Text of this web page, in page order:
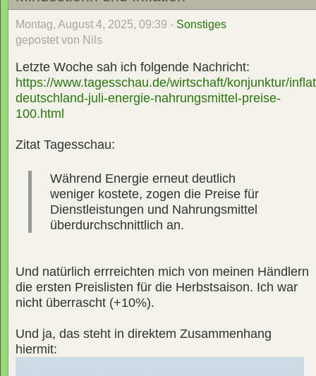
Montag, August 4, 2025, 09:39 - Sonstiges
gepostet von Nils
Letzte Woche sah ich folgende Nachricht:
https://www.tagesschau.de/wirtschaft/konjunktur/
deutschland-juli-energie-nahrungsmittel-preise-
100.html
Zitat Tagesschau:
Während Energie erneut deutlich
weniger kostete, zogen die Preise für
Dienstleistungen und Nahrungsmittel
überdurchschnittlich an.
Und natürlich errreichten mich von meinen Händlern
die ersten Preislisten für die Herbstsaison. Ich war
nicht überrascht (+10%).
Und ja, das steht in direktem Zusammenhang
hiermit: